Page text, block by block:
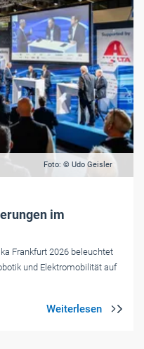
Foto: © Udo Geisler
im
Frankfurt 2026 beleuchtet
und Elektromobilität auf